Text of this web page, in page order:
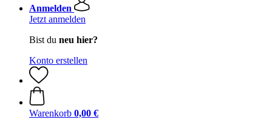
Anmelden
Jetzt anmelden
Bist du neu hier?
Konto erstellen
Warenkorb 0,00 €